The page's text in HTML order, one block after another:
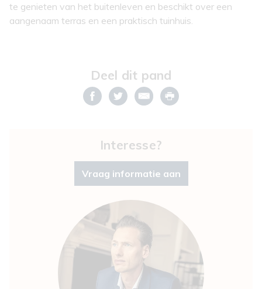
te genieten van het buitenleven en beschikt over een
aangenaam terras en een praktisch tuinhuis.
Deel dit pand
Interesse?
Vraag informatie aan